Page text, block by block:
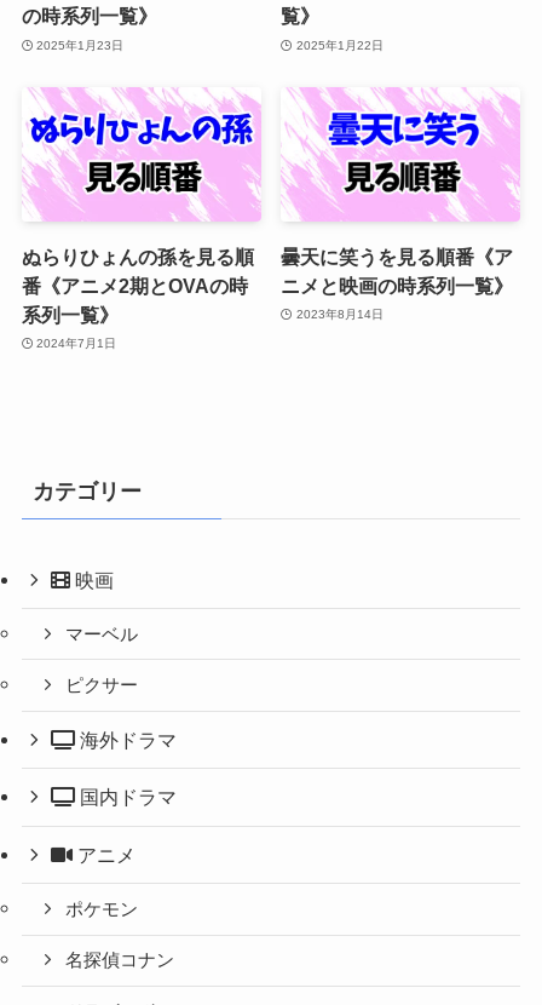
の時系列一覧》
2025年1月23日
覧》
2025年1月22日
ぬらりひょんの孫を見る順
番《アニメ2期とOVAの時
系列一覧》
2024年7月1日
曇天に笑うを見る順番《ア
ニメと映画の時系列一覧》
2023年8月14日
カテゴリー
映画
マーベル
ピクサー
海外ドラマ
国内ドラマ
アニメ
ポケモン
名探偵コナン